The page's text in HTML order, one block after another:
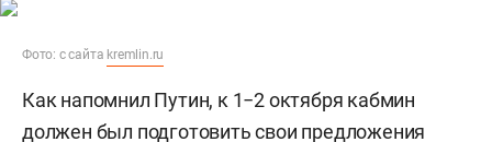
Фото: с сайта kremlin.ru
Как напомнил Путин, к 1−2 октября кабмин
должен был подготовить свои предложения